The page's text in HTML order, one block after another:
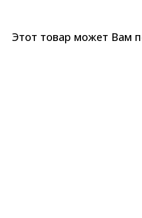
Этот товар может Вам